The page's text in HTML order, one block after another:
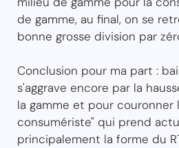
de gamme, au final, on se
bonne grosse division par
Conclusion pour ma part :
s'aggrave encore par la
la gamme et pour couronner
consumériste" qui prend
principalement la forme du